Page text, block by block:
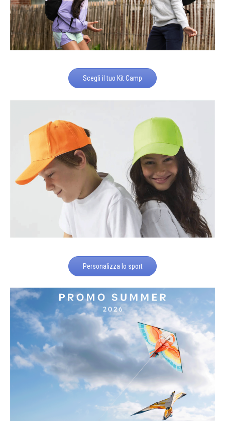
Scegli il tuo Kit Camp
Personalizza lo sport